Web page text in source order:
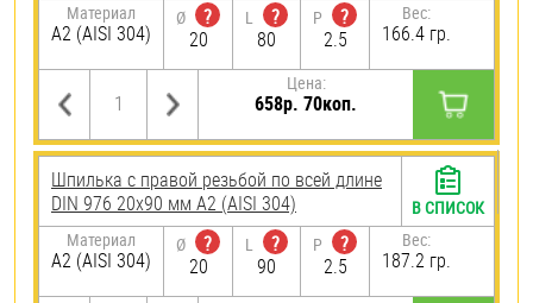
Материал
А2 (AISI 304)
Ø
?
20
L
?
80
P
?
2.5
Вес:
166.4 гр.
Цена:
658р. 70коп.
Шпилька с правой резьбой по всей длине
DIN 976 20х90 мм А2 (AISI 304)
Материал
А2 (AISI 304)
Ø
?
20
L
?
90
P
?
2.5
Вес:
187.2 гр.
В СПИСОК